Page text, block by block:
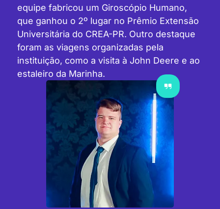
equipe fabricou um Giroscópio Humano,
que ganhou o 2º lugar no Prêmio Extensão
Universitária do CREA-PR. Outro destaque
foram as viagens organizadas pela
instituição, como a visita à John Deere e ao
estaleiro da Marinha.